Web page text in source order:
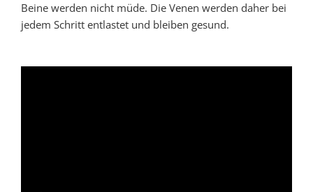
Beine werden nicht müde. Die Venen werden daher bei
jedem Schritt entlastet und bleiben gesund.